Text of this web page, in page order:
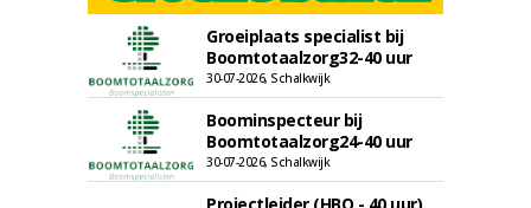
Groeiplaats specialist bij
Boomtotaalzorg32-40 uur
30-07-2026, Schalkwijk
Boominspecteur bij
Boomtotaalzorg24-40 uur
30-07-2026, Schalkwijk